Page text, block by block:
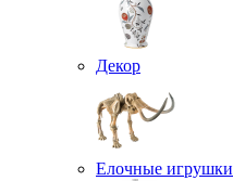
Декор
Елочные игрушки